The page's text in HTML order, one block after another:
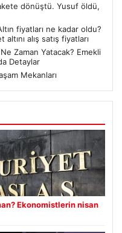
dönüştü. Yusuf öldü,
fiyatları ne kadar oldu?
alış satış fiyatları
Zaman Yatacak? Emekli
Detaylar
Mekanları
Ekonomistlerin nisan